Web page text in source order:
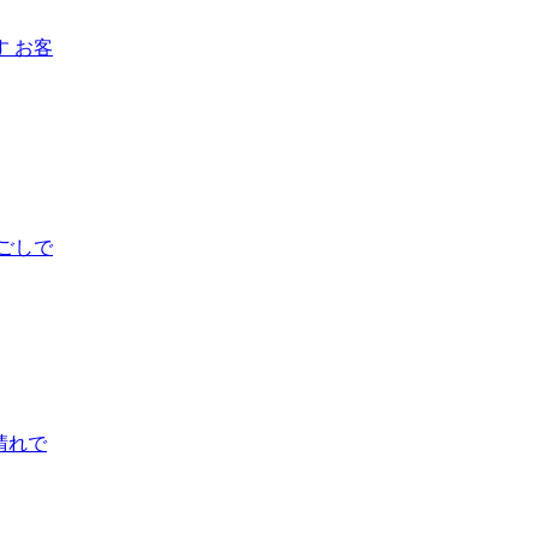
お客
しで
れで